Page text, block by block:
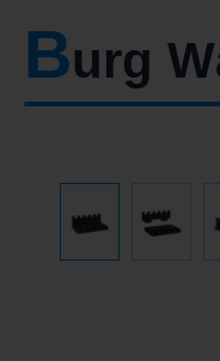
Burg